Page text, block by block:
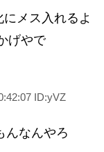
メス入れるよ
げやで
ID:yVZ
んなんやろ